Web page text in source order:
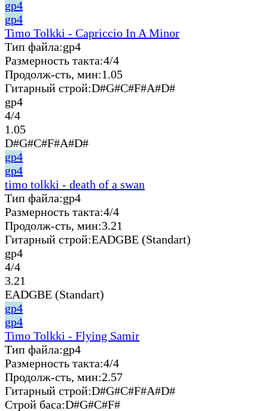
gp4
gp4
Timo Tolkki - Capriccio In A Minor
Тип файла:gp4
Размерность такта:4/4
Продолж-сть, мин:1.05
Гитарный строй:D#G#C#F#A#D#
gp4
4/4
1.05
D#G#C#F#A#D#
gp4
gp4
timo tolkki - death of a swan
Тип файла:gp4
Размерность такта:4/4
Продолж-сть, мин:3.21
Гитарный строй:EADGBE (Standart)
gp4
4/4
3.21
EADGBE (Standart)
gp4
gp4
Timo Tolkki - Flying Samir
Тип файла:gp4
Размерность такта:4/4
Продолж-сть, мин:2.57
Гитарный строй:D#G#C#F#A#D#
Строй баса:D#G#C#F#